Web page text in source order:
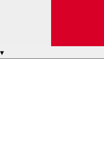
▾